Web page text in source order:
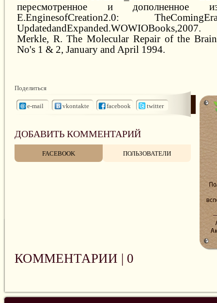
пересмотренное и дополненное
E.EnginesofCreation2.0:
UpdatedandExpanded.WOWIOBooks,2007.
Merkle, R. The Molecular Repair of the
No's 1 & 2, January and April 1994.
Поделиться
e-mail vkontakte facebook twitter
ДОБАВИТЬ КОММЕНТАРИЙ
FACEBOOK ПОЛЬЗОВАТЕЛИ
КОММЕНТАРИИ | 0